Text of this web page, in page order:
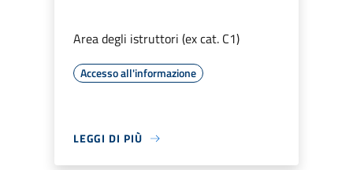
Area degli istruttori (ex cat. C1)
Accesso all'informazione
LEGGI DI PIÙ